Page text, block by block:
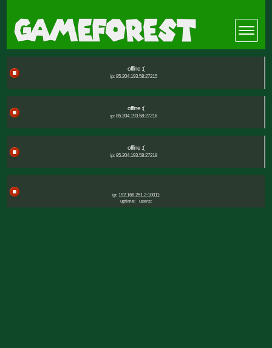
offline :(
ip: 85.204.193.58:27215
offline :(
ip: 85.204.193.58:27216
offline :(
ip: 85.204.193.58:27218
ip: 192.168.251.2:10011:
uptime:
users: